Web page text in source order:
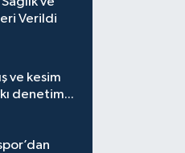
Verildi
ve kesim
denetim...